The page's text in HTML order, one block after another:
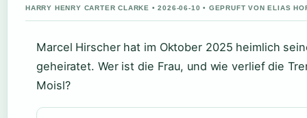
HARRY HENRY CARTER CLARKE • 2026-06-10 • GEPRUFT VON ELIAS
Marcel Hirscher hat im Oktober 2025 heimlich
geheiratet. Wer ist die Frau, und wie verlief die
Moisl?